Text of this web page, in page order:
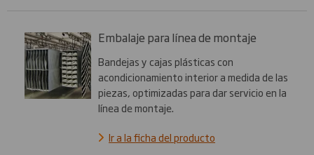
Embalaje para línea de montaje
Bandejas y cajas plásticas con
acondicionamiento interior a medida de las
piezas, optimizadas para dar servicio en la
línea de montaje.
Ir a la ficha del producto